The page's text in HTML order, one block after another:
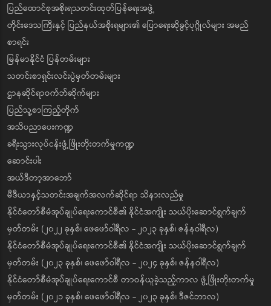
ပြည်ထောင်စုအစိုးရသတင်းထုတ်ပြန်ရေးအဖွဲ့
တိုင်းဒေသကြီးနှင့် ပြည်နယ်အစိုးရများ၏ ပြောရေးဆိုခွင့်ပုဂ္ဂိုလ်များ အမည်
စာရင်း
မြန်မာနိုင်ငံ ပြန်တမ်းများ
သတင်းစာရှင်းလင်းပွဲမှတ်တမ်းများ
ဌာနဆိုင်ရာဝက်ဘ်ဆိုက်များ
ပြည်သူ့စာကြည့်တိုက်
အသိပညာပေးကဏ္ဍ
ခရီးသွားလုပ်ငန်းဖွံ့ဖြိုးတိုးတက်မှုကဏ္ဍ
ဆောင်းပါး
အယ်ဒီတာ့အာဘော်
မီဒီယာနှင့်သတင်းအချက်အလက်ဆိုင်ရာ သိနားလည်မှု
နိုင်ငံတော်စီမံအုပ်ချုပ်ရေးကောင်စီ၏ နိုင်ငံအကျိုး သယ်ပိုးဆောင်ရွက်ချက်
မှတ်တမ်း (၂၀၂၂ ခုနှစ်၊ ဖေဖော်ဝါရီလ - ၂၀၂၃ ခုနှစ်၊ ဇန်နဝါရီလ)
နိုင်ငံတော်စီမံအုပ်ချုပ်ရေးကောင်စီ၏ နိုင်ငံအကျိုး သယ်ပိုးဆောင်ရွက်ချက်
မှတ်တမ်း (၂၀၂၃ ခုနှစ်၊ ဖေဖော်ဝါရီလ - ၂၀၂၄ ခုနှစ်၊ ဇန်နဝါရီလ)
နိုင်ငံတော်စီမံအုပ်ချုပ်ရေးကောင်စီ တာဝန်ယူခဲ့သည့်ကာလ ဖွံ့ဖြိုးတိုးတက်မှု
မှတ်တမ်း (၂၀၂၁ ခုနှစ်၊ ဖေဖော်ဝါရီလ - ၂၀၂၃ ခုနှစ်၊ ဒီဇင်ဘာလ)